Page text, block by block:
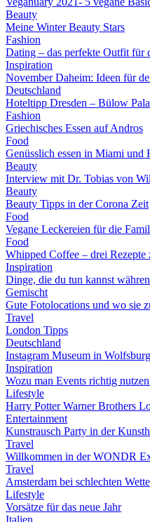
Beauty
Meine Winter Beauty Stars
Fashion
Dating – das perfekte Outfit für
Inspiration
November Daheim: Ideen für
Deutschland
Hoteltipp Dresden – Bülow
Fashion
Griechisches Essen auf Andros
Food
Genüsslich essen in Miami und
Beauty
Interview mit Dr. Tobias von
Beauty
Beauty Tipps in der Corona Zeit
Food
Vegane Leckereien für die
Food
Whipped Coffee – drei Rezepte
Inspiration
Dinge, die du tun kannst
Gemischt
Gute Fotolocations und wo sie
Travel
London Tipps
Deutschland
Instagram Museum in
Inspiration
Wozu man Events richtig
Lifestyle
Harry Potter Warner Brothers
Entertainment
Kunstrausch Party in der
Travel
Willkommen in der WONDR
Travel
Amsterdam bei schlechten
Lifestyle
Vorsätze für das neue Jahr
Italien